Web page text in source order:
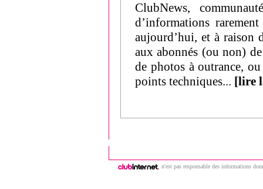
ClubNews,
d’informations
aujourd’hui, et à raison
aux abonnés (ou non)
de photos à outrance,
points techniques... [lire
n'est pas responsable des informations